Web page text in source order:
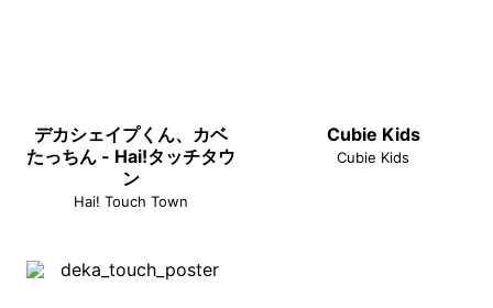
デカシェイプくん、カベ
たっちん - Hai!タッチタウ
ン
Hai! Touch Town
Cubie Kids
Cubie Kids